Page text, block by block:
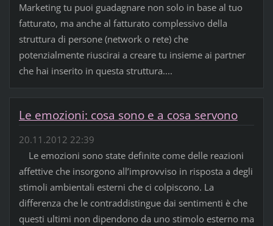
Marketing tu puoi guadagnare non solo in base al tuo
fatturato, ma anche al fatturato complessivo della
struttura di persone (network o rete) che
potenzialmente riuscirai a creare tu insieme ai partner
che hai inserito in questa struttura....
Le emozioni: cosa sono e a cosa servono
20.11.2012 22:39
Le emozioni sono state definite come delle reazioni
affettive che insorgono all’improvviso in risposta a degli
stimoli ambientali esterni che ci colpiscono. La
differenza che le contraddistingue dai sentimenti è che
questi ultimi non dipendono da uno stimolo esterno ma